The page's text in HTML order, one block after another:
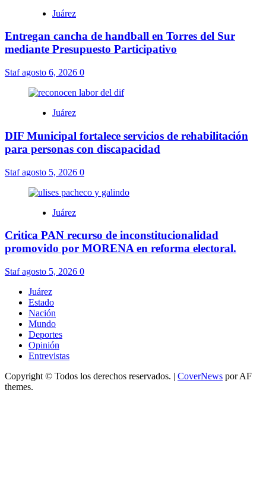
Juárez
Entregan cancha de handball en Torres del Sur
mediante Presupuesto Participativo
Stafagosto 6, 2026 0
Juárez
DIF Municipal fortalece servicios de rehabilitación
para personas con discapacidad
Stafagosto 5, 2026 0
Juárez
Critica PAN recurso de inconstitucionalidad
promovido por MORENA en reforma electoral.
Stafagosto 5, 2026 0
Juárez
Estado
Nación
Mundo
Deportes
Opinión
Entrevistas
Copyright © Todos los derechos reservados. | CoverNews por AF
themes.